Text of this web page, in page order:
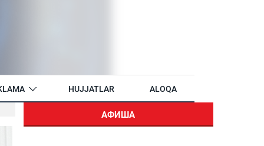
HUJJATLAR ALOQA
АФИША